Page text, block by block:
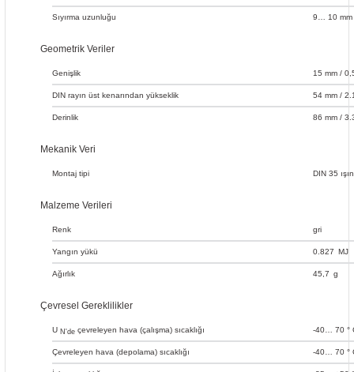
Sıyırma uzunluğu 9… 10
Geometrik Veriler
Genişlik 15 mm /
DIN rayın üst kenarından yükseklik 54 mm /
Derinlik 86 mm /
Mekanik Veri
Montaj tipi DIN 35
Malzeme Verileri
Renk gri
Yangın yükü 0.827 MJ
Ağırlık 45,7 g
Çevresel Gereklilikler
U N'de çevreleyen hava (çalışma) sıcaklığı -40… 70 °
Çevreleyen hava (depolama) sıcaklığı -40… 70 °